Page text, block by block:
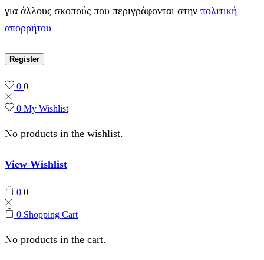
για άλλους σκοπούς που περιγράφονται στην πολιτική
απορρήτου
Register
0 0
0 My Wishlist
No products in the wishlist.
View Wishlist
0 0
0 Shopping Cart
No products in the cart.